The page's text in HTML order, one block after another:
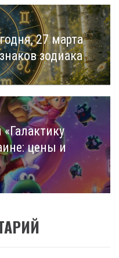
27 марта
зодиака
«Галактику
цены и